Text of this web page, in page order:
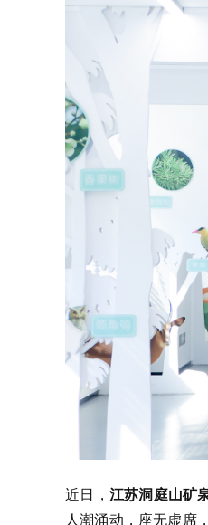
近日， 江苏洞庭山矿
人潮涌动，座无虚席